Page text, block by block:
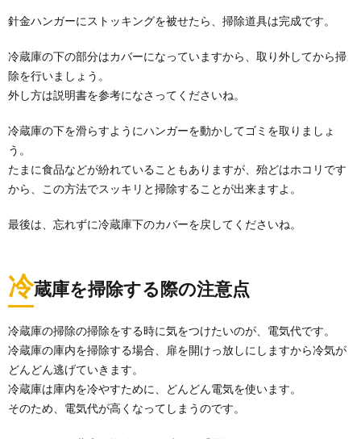
針金ハンガーにストッキングを被せたら、掃除道具は完成です。
冷蔵庫の下の部分はカバーになっていますから、取り外してから掃
除を行いましょう。
外し方は説明書を参考になさってくださいね。
冷蔵庫の下を滑らすようにハンガーを動かしてゴミを取りましょ
う。
たまに食品などが紛れていることもありますが、殆どはホコリです
から、この方法でスッキリと掃除することが出来ますよ。
最後は、忘れずに冷蔵庫下のカバーを戻してくださいね。
冷蔵庫を掃除する際の注意点
冷蔵庫の掃除の掃除をする時に気をつけたいのが、電気代です。
冷蔵庫の庫内を掃除する場合、扉を開けっ放しにしますから冷気が
どんどん逃げていきます。
冷蔵庫は庫内を冷やすために、どんどん電気を使います。
そのため、電気代が高くなってしまうのです。